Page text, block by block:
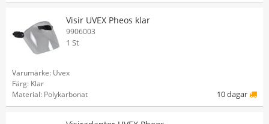
Visir UVEX Pheos klar
9906003
1 St
Varumärke: Uvex
Färg: Klar
Material: Polykarbonat
10 dagar